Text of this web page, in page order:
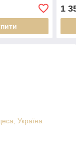
1
Україна